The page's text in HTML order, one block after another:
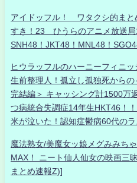
アイドッフル！ ワタクシ的ま
すき！23 ひうらのアニメ放送
SNH48！JKT48！MNL48！
ヒウラッフルのハーニーフィニ
生前整理人！孤立し孤独死から
完結編＞ キャッシング計1500万
つ病統合失調症14年生HKT46！
米が泣いた！認知症鬱病60代の
魔法熟女/美魔女ッ娘メグみみち
MAX！ ニート仙人仙女の映画三
まとめ速報Z)]